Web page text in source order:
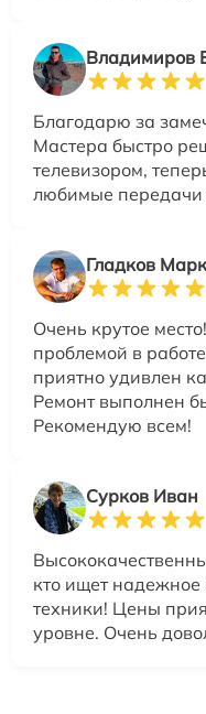
Владимиров
Благодарю за
Мастера быстро
телевизором,
любимые передачи
Гладков Марк
Очень крутое
проблемой в
приятно удивлен
Ремонт выполнен
Рекомендую всем!
Сурков Иван
кто ищет надежное
техники! Цены
уровне. Очень